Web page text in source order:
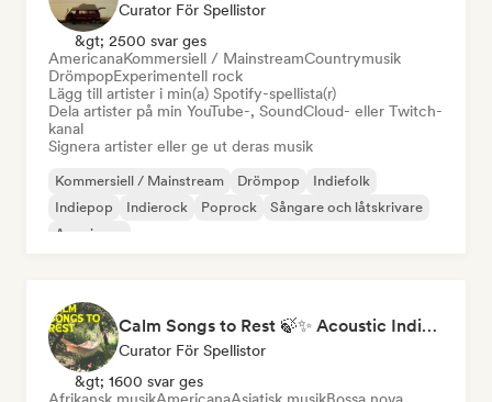
Curator För Spellistor
&gt; 2500 svar ges
AmericanaKommersiell / MainstreamCountrymusik
DrömpopExperimentell rock
Lägg till artister i min(a) Spotify-spellista(r)
Dela artister på min YouTube-, SoundCloud- eller Twitch-
kanal
Signera artister eller ge ut deras musik
Kommersiell / Mainstream Drömpop
Indiefolk
Indiepop
Indierock Poprock
Sångare och låtskrivare
Americana
Calm Songs to Rest 🍃✨ Acoustic Indie Folk & Singer-Songwriter
Curator För Spellistor
&gt; 1600 svar ges